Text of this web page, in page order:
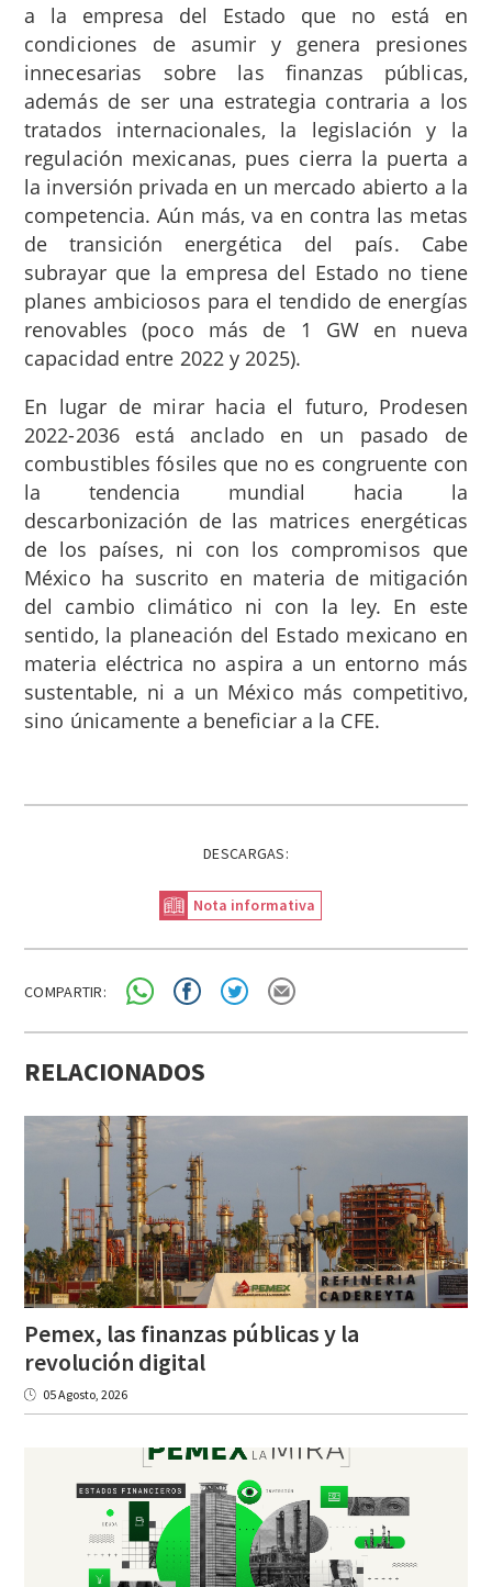
a la empresa del Estado que no está en
condiciones de asumir y genera presiones
innecesarias sobre las finanzas públicas,
además de ser una estrategia contraria a los
tratados internacionales, la legislación y la
regulación mexicanas, pues cierra la puerta a
la inversión privada en un mercado abierto a la
competencia. Aún más, va en contra las metas
de transición energética del país. Cabe
subrayar que la empresa del Estado no tiene
planes ambiciosos para el tendido de energías
renovables (poco más de 1 GW en nueva
capacidad entre 2022 y 2025).
En lugar de mirar hacia el futuro, Prodesen
2022-2036 está anclado en un pasado de
combustibles fósiles que no es congruente con
la tendencia mundial hacia la
descarbonización de las matrices energéticas
de los países, ni con los compromisos que
México ha suscrito en materia de mitigación
del cambio climático ni con la ley. En este
sentido, la planeación del Estado mexicano en
materia eléctrica no aspira a un entorno más
sustentable, ni a un México más competitivo,
sino únicamente a beneficiar a la CFE.
DESCARGAS:
Nota informativa
COMPARTIR:
RELACIONADOS
Pemex, las finanzas públicas y la
revolución digital
05 Agosto, 2026